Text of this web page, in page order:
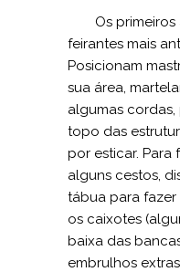
Os
feirantes mais
Posicionam
sua área,
algumas
topo das
por esticar.
alguns cestos,
tábua para fazer
os caixotes
baixa das
embrulhos